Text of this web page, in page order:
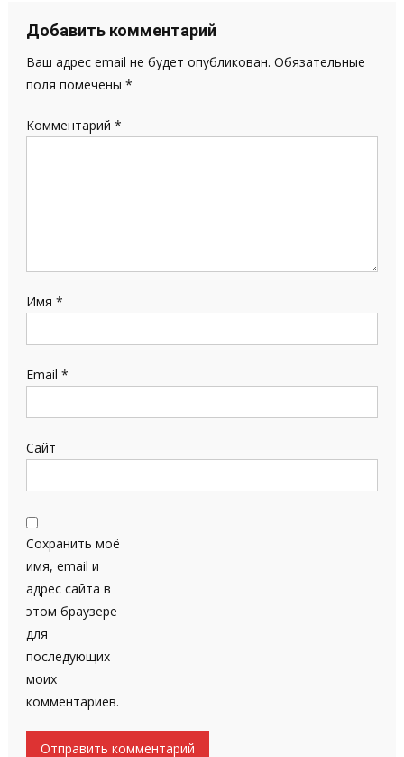
записям
Добавить комментарий
Ваш адрес email не будет опубликован. Обязательные
поля помечены *
Комментарий *
Имя *
Email *
Сайт
Сохранить моё
имя, email и
адрес сайта в
этом браузере
для
последующих
моих
комментариев.